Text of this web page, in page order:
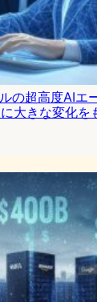
の超高度AIエ
大きな変化を